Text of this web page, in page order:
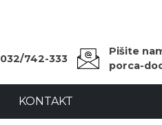
032/742-333
Pišite
porca-
KONTAKT